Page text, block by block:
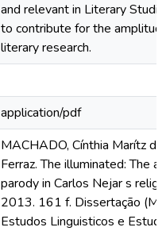
and relevant in Literary
to contribute for the
literary research.
application/pdf
MACHADO, Cínthia Marítz
Ferraz. The illuminated: The
parody in Carlos Nejar s
2013. 161 f. Dissertação
Estudos Linguisticos e